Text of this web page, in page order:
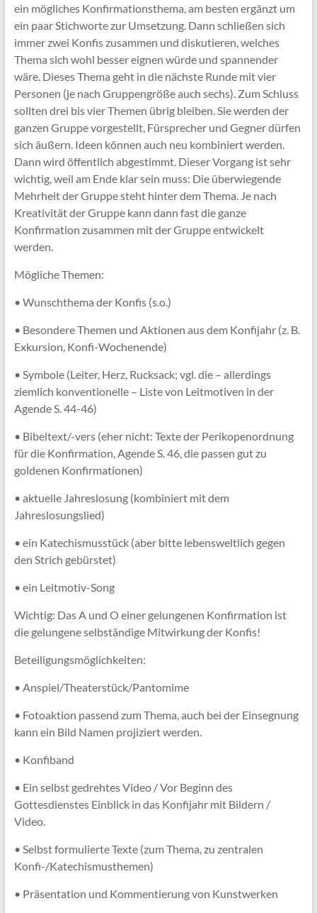
ein mögliches Konfirmationsthema, am besten ergänzt um
ein paar Stichworte zur Umsetzung. Dann schließen sich
immer zwei Konfis zusammen und diskutieren, welches
Thema sich wohl besser eignen würde und spannender
wäre. Dieses Thema geht in die nächste Runde mit vier
Personen (je nach Gruppengröße auch sechs). Zum Schluss
sollten drei bis vier Themen übrig bleiben. Sie werden der
ganzen Gruppe vorgestellt, Fürsprecher und Gegner dürfen
sich äußern. Ideen können auch neu kombiniert werden.
Dann wird öffentlich abgestimmt. Dieser Vorgang ist sehr
wichtig, weil am Ende klar sein muss: Die überwiegende
Mehrheit der Gruppe steht hinter dem Thema. Je nach
Kreativität der Gruppe kann dann fast die ganze
Konfirmation zusammen mit der Gruppe entwickelt
werden.
Mögliche Themen:
• Wunschthema der Konfis (s.o.)
• Besondere Themen und Aktionen aus dem Konfijahr (z. B.
Exkursion, Konfi-Wochenende)
• Symbole (Leiter, Herz, Rucksack; vgl. die – allerdings
ziemlich konventionelle – Liste von Leitmotiven in der
Agende S. 44-46)
• Bibeltext/-vers (eher nicht: Texte der Perikopenordnung
für die Konfirmation, Agende S. 46, die passen gut zu
goldenen Konfirmationen)
• aktuelle Jahreslosung (kombiniert mit dem
Jahreslosungslied)
• ein Katechismusstück (aber bitte lebensweltlich gegen
den Strich gebürstet)
• ein Leitmotiv-Song
Wichtig: Das A und O einer gelungenen Konfirmation ist
die gelungene selbständige Mitwirkung der Konfis!
Beteiligungsmöglichkeiten:
• Anspiel/Theaterstück/Pantomime
• Fotoaktion passend zum Thema, auch bei der Einsegnung
kann ein Bild Namen projiziert werden.
• Konfiband
• Ein selbst gedrehtes Video / Vor Beginn des
Gottesdienstes Einblick in das Konfijahr mit Bildern /
Video.
• Selbst formulierte Texte (zum Thema, zu zentralen
Konfi-/Katechismusthemen)
• Präsentation und Kommentierung von Kunstwerken